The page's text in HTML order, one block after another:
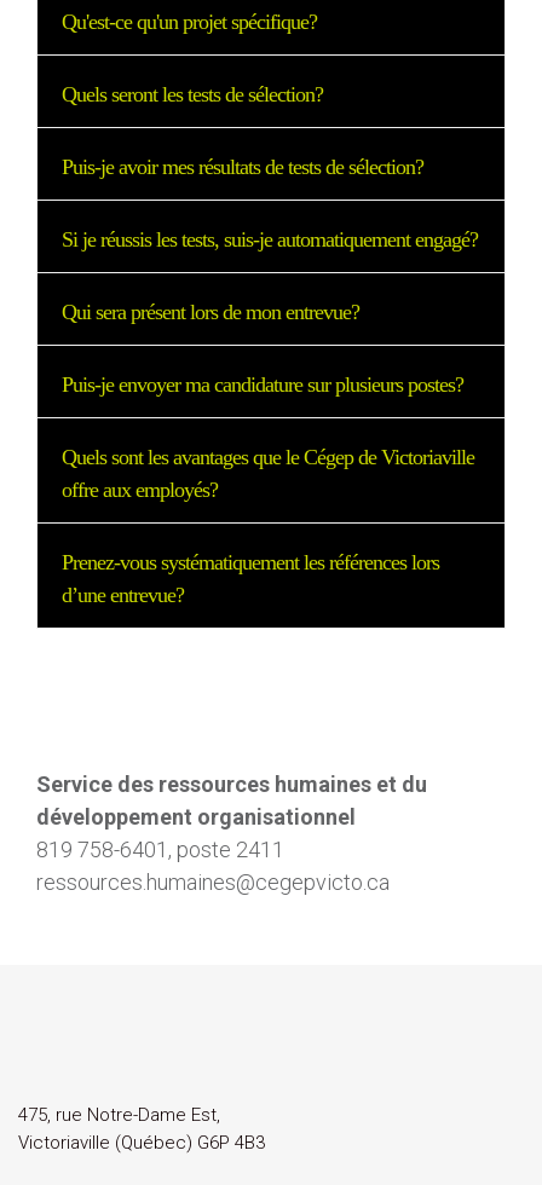
Qu'est-ce qu'un projet spécifique?
Quels seront les tests de sélection?
Puis-je avoir mes résultats de tests de sélection?
Si je réussis les tests, suis-je automatiquement engagé?
Qui sera présent lors de mon entrevue?
Puis-je envoyer ma candidature sur plusieurs postes?
Quels sont les avantages que le Cégep de Victoriaville
offre aux employés?
Prenez-vous systématiquement les références lors
d’une entrevue?
Service des ressources humaines et du
développement organisationnel
819 758-6401, poste 2411
ressources.humaines@cegepvicto.ca
475, rue Notre-Dame Est,
Victoriaville (Québec) G6P 4B3